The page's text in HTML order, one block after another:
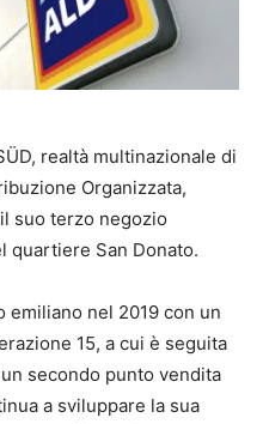
realtà multinazionale di
Organizzata,
il suo terzo negozio
quartiere San Donato.
emiliano nel 2019 con un
15, a cui è seguita
secondo punto vendita
a sviluppare la sua